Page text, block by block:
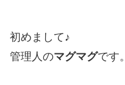
初めまして♪
管理人のマグマグです。